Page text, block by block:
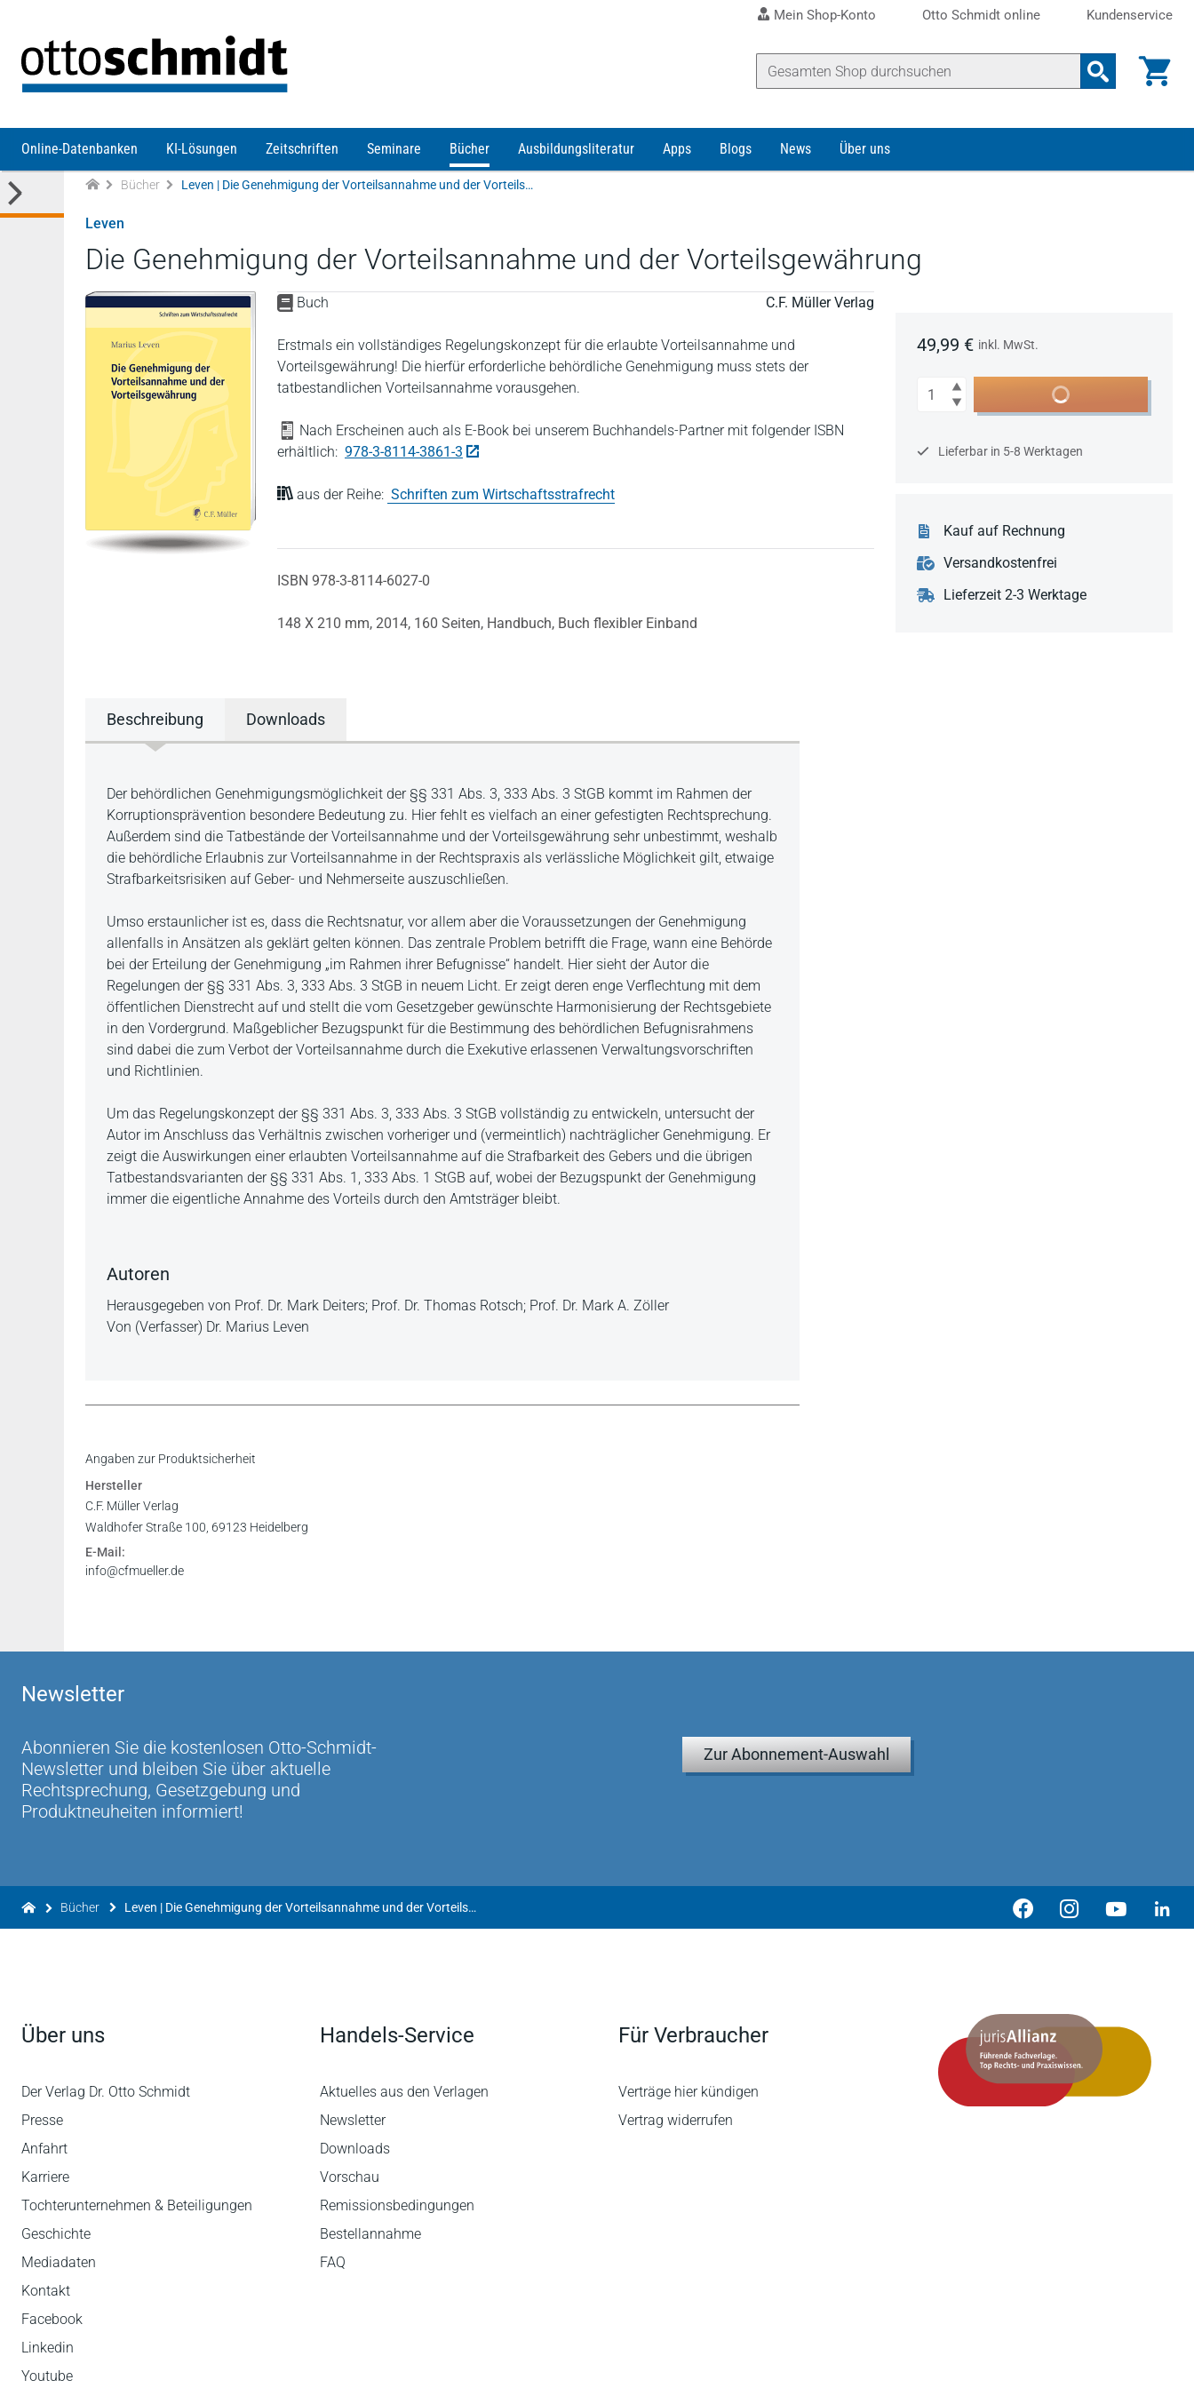
Mein Shop-Konto Otto Schmidt online Kundenservice
Online-Datenbanken KI-Lösungen Zeitschriften Seminare Bücher Ausbildungsliteratur Apps Blogs News Über uns
Bücher Leven | Die Genehmigung der Vorteilsannahme und der Vorteilsgewährung
Leven
Die Genehmigung der Vorteilsannahme und der Vorteilsgewährung
Buch C.F. Müller Verlag
Erstmals ein vollständiges Regelungskonzept für die erlaubte Vorteilsannahme und
Vorteilsgewährung! Die hierfür erforderliche behördliche Genehmigung muss stets der
tatbestandlichen Vorteilsannahme vorausgehen.
Nach Erscheinen auch als E-Book bei unserem Buchhandels-Partner mit folgender ISBN
erhältlich: 978-3-8114-3861-3
aus der Reihe: Schriften zum Wirtschaftsstrafrecht
ISBN 978-3-8114-6027-0
148 X 210 mm, 2014, 160 Seiten, Handbuch, Buch flexibler Einband
49,99 € inkl. MwSt.
Anzahl In den Warenkorb
Lieferbar in 5-8 Werktagen
Kauf auf Rechnung
Versandkostenfrei
Lieferzeit 2-3 Werktage
Beschreibung Downloads
Beschreibung
Der behördlichen Genehmigungsmöglichkeit der §§ 331 Abs. 3, 333 Abs. 3 StGB kommt im Rahmen der
Korruptionsprävention besondere Bedeutung zu. Hier fehlt es vielfach an einer gefestigten Rechtsprechung.
Außerdem sind die Tatbestände der Vorteilsannahme und der Vorteilsgewährung sehr unbestimmt, weshalb
die behördliche Erlaubnis zur Vorteilsannahme in der Rechtspraxis als verlässliche Möglichkeit gilt, etwaige
Strafbarkeitsrisiken auf Geber- und Nehmerseite auszuschließen.
Umso erstaunlicher ist es, dass die Rechtsnatur, vor allem aber die Voraussetzungen der Genehmigung
allenfalls in Ansätzen als geklärt gelten können. Das zentrale Problem betrifft die Frage, wann eine Behörde
bei der Erteilung der Genehmigung „im Rahmen ihrer Befugnisse“ handelt. Hier sieht der Autor die
Regelungen der §§ 331 Abs. 3, 333 Abs. 3 StGB in neuem Licht. Er zeigt deren enge Verflechtung mit dem
öffentlichen Dienstrecht auf und stellt die vom Gesetzgeber gewünschte Harmonisierung der Rechtsgebiete
in den Vordergrund. Maßgeblicher Bezugspunkt für die Bestimmung des behördlichen Befugnisrahmens
sind dabei die zum Verbot der Vorteilsannahme durch die Exekutive erlassenen Verwaltungsvorschriften
und Richtlinien.
Um das Regelungskonzept der §§ 331 Abs. 3, 333 Abs. 3 StGB vollständig zu entwickeln, untersucht der
Autor im Anschluss das Verhältnis zwischen vorheriger und (vermeintlich) nachträglicher Genehmigung. Er
zeigt die Auswirkungen einer erlaubten Vorteilsannahme auf die Strafbarkeit des Gebers und die übrigen
Tatbestandsvarianten der §§ 331 Abs. 1, 333 Abs. 1 StGB auf, wobei der Bezugspunkt der Genehmigung
immer die eigentliche Annahme des Vorteils durch den Amtsträger bleibt.
Autoren
Herausgegeben von Prof. Dr. Mark Deiters; Prof. Dr. Thomas Rotsch; Prof. Dr. Mark A. Zöller
Von (Verfasser) Dr. Marius Leven
Inhaltsverzeichnis
Register
Leseprobe
Angaben zur Produktsicherheit
Hersteller
C.F. Müller Verlag
Waldhofer Straße 100, 69123 Heidelberg
E-Mail:
info@cfmueller.de
Newsletter
Abonnieren Sie die kostenlosen Otto-Schmidt-
Newsletter und bleiben Sie über aktuelle
Rechtsprechung, Gesetzgebung und
Produktneuheiten informiert!
Zur Abonnement-Auswahl
Bücher Leven | Die Genehmigung der Vorteilsannahme und der Vorteilsgewährung
Über uns
Der Verlag Dr. Otto Schmidt
Presse
Anfahrt
Karriere
Tochterunternehmen & Beteiligungen
Geschichte
Mediadaten
Kontakt
Facebook
Linkedin
Youtube
Handels-Service
Aktuelles aus den Verlagen
Newsletter
Downloads
Vorschau
Remissionsbedingungen
Bestellannahme
FAQ
Für Verbraucher
Verträge hier kündigen
Vertrag widerrufen